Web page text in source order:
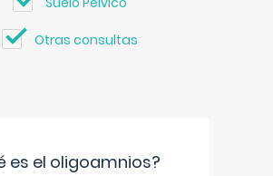
Otras consultas
es el oligoamnios?